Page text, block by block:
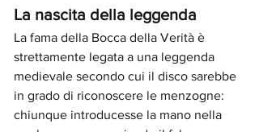
La nascita della leggenda
La fama della Bocca della Verità è
strettamente legata a una leggenda
medievale secondo cui il disco sarebbe
in grado di riconoscere le menzogne:
chiunque introducesse la mano nella